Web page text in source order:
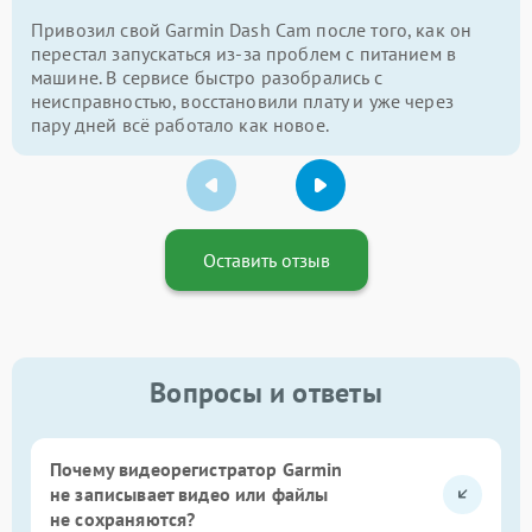
Привозил свой Garmin Dash Cam после того, как он
перестал запускаться из-за проблем с питанием в
машине. В сервисе быстро разобрались с
неисправностью, восстановили плату и уже через
пару дней всё работало как новое.
Оставить отзыв
Вопросы и ответы
Почему видеорегистратор Garmin
не записывает видео или файлы
не сохраняются?